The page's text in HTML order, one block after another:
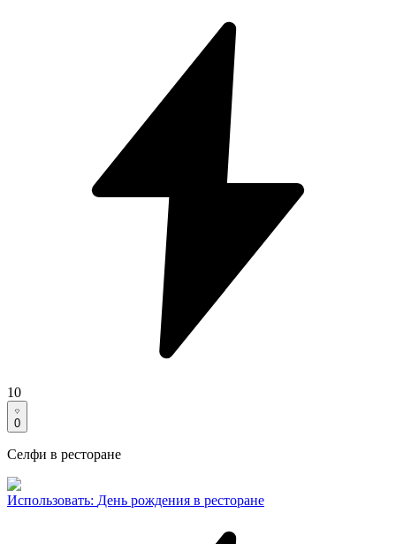
10
0
Селфи в ресторане
Использовать: День рождения в ресторане